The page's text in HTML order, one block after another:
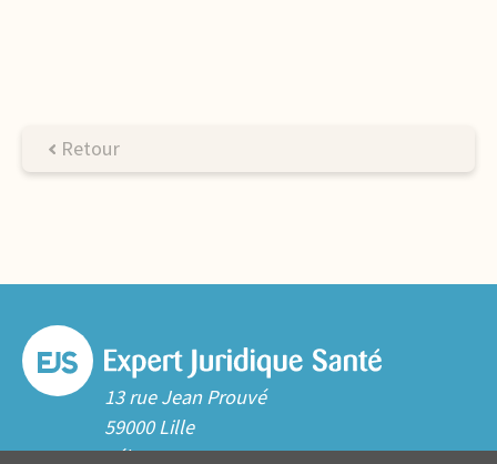
Retour
13 rue Jean Prouvé
59000 Lille
Tél. 03 20 06 70 10